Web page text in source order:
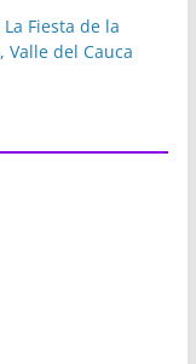
Fiesta de la
del Cauca